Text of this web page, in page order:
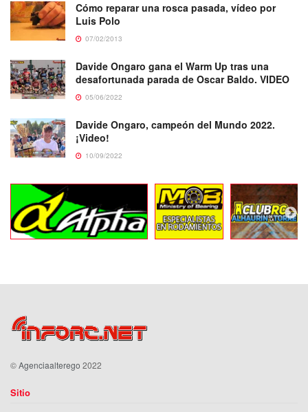
Cómo reparar una rosca pasada, vídeo por
Luis Polo
07/02/2013
Davide Ongaro gana el Warm Up tras una
desafortunada parada de Oscar Baldo. VIDEO
05/06/2022
Davide Ongaro, campeón del Mundo 2022.
¡Video!
10/09/2022
©Agenciaalterego 2022
Sitio